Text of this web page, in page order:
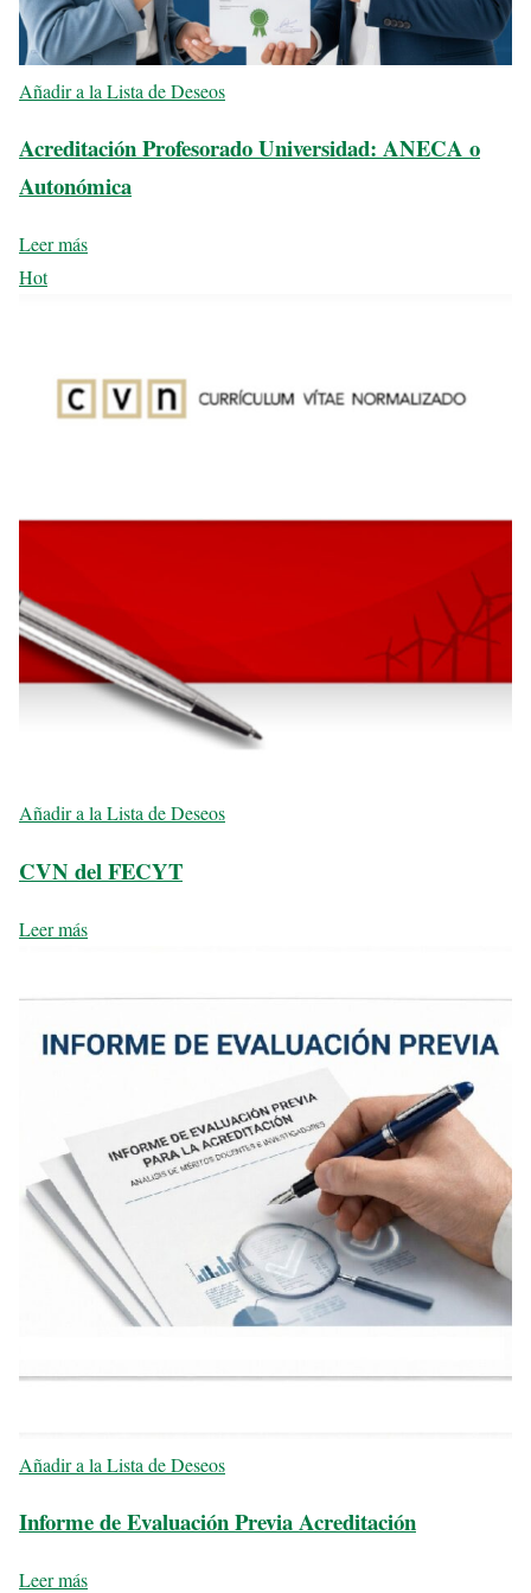
Añadir a la Lista de Deseos
Acreditación Profesorado Universidad: ANECA o
Autonómica
Leer más
Hot
Añadir a la Lista de Deseos
CVN del FECYT
Leer más
Añadir a la Lista de Deseos
Informe de Evaluación Previa Acreditación
Leer más